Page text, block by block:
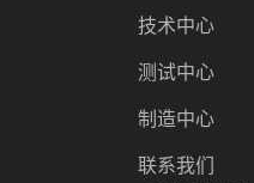
技术中心
测试中心
制造中心
联系我们